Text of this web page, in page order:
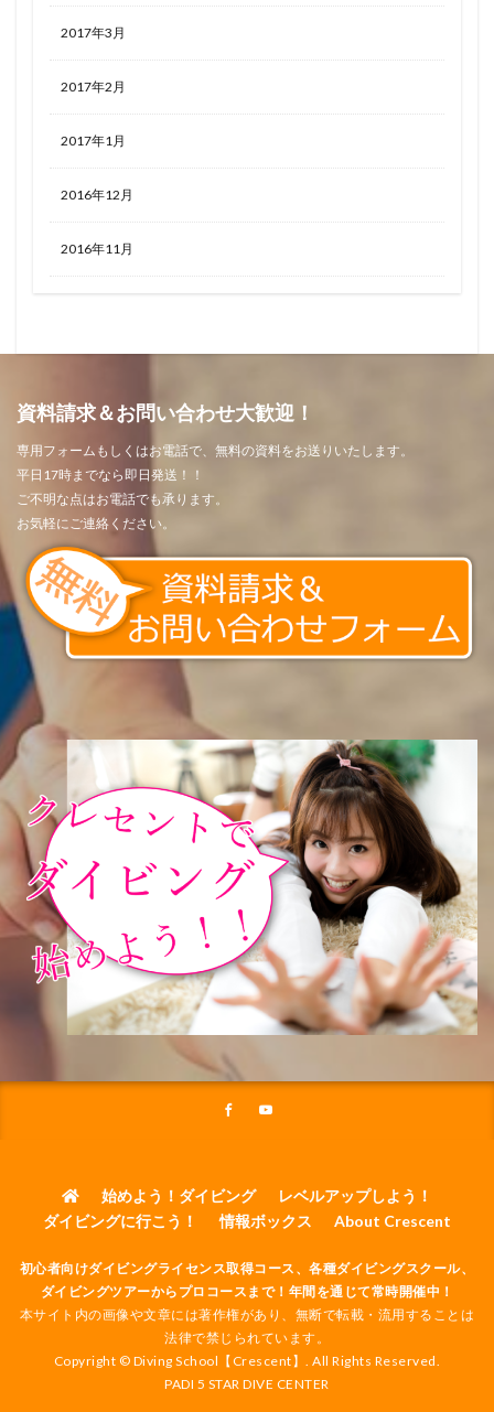
2017年3月
2017年2月
2017年1月
2016年12月
2016年11月
資料請求＆お問い合わせ大歓迎！
専用フォームもしくはお電話で、無料の資料をお送りいたします。
平日17時までなら即日発送！！
ご不明な点はお電話でも承ります。
お気軽にご連絡ください。
始めよう！ダイビング
レベルアップしよう！
ダイビングに行こう！
情報ボックス About Crescent
初心者向けダイビングライセンス取得コース、各種ダイビングスクール、
ダイビングツアーからプロコースまで！年間を通じて常時開催中！
本サイト内の画像や文章には著作権があり、無断で転載・流用することは
法律で禁じられています。
Copyright © Diving School【Crescent】. All Rights Reserved.
PADI 5 STAR DIVE CENTER